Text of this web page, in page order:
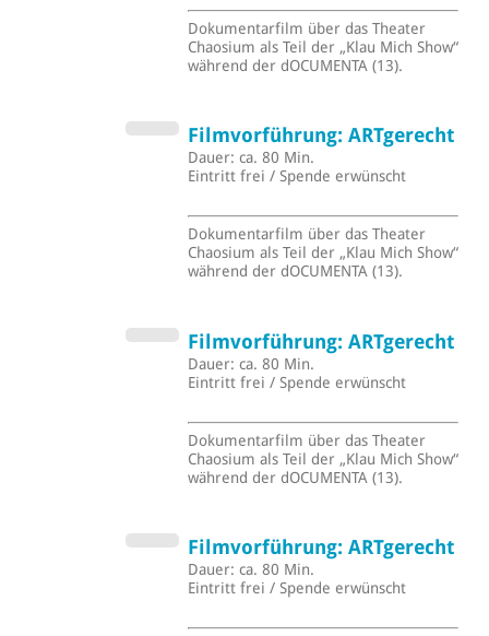
Dokumentarfilm über das Theater
Chaosium als Teil der „Klau Mich Show“
während der dOCUMENTA (13).
Filmvorführung: ARTgerecht
Dauer: ca. 80 Min.
Eintritt frei / Spende erwünscht
Dokumentarfilm über das Theater
Chaosium als Teil der „Klau Mich Show“
während der dOCUMENTA (13).
Filmvorführung: ARTgerecht
Dauer: ca. 80 Min.
Eintritt frei / Spende erwünscht
Dokumentarfilm über das Theater
Chaosium als Teil der „Klau Mich Show“
während der dOCUMENTA (13).
Filmvorführung: ARTgerecht
Dauer: ca. 80 Min.
Eintritt frei / Spende erwünscht